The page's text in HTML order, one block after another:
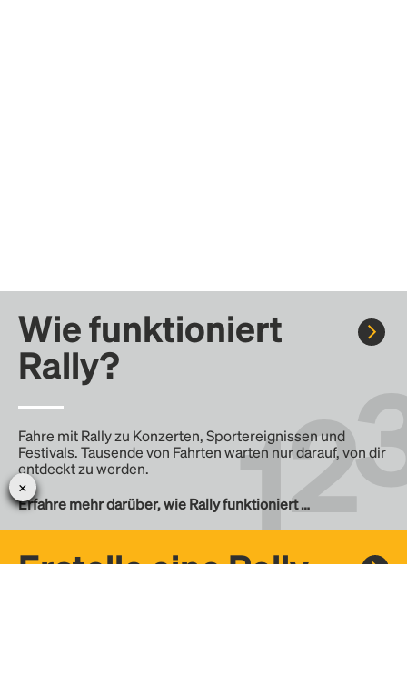
Wie funktioniert
Rally?
Fahre mit Rally zu Konzerten, Sportereignissen und
Festivals. Tausende von Fahrten warten nur darauf, von dir
entdeckt zu werden.
Erfahre mehr darüber, wie Rally funktioniert …
Erstelle eine Rally